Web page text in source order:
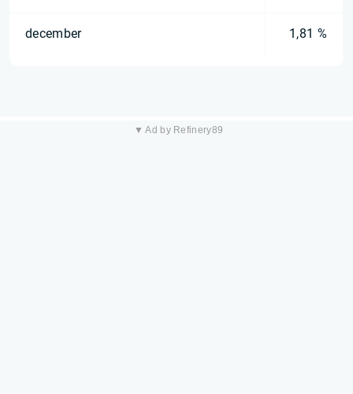
december 1,81 %
▼ Ad by Refinery89